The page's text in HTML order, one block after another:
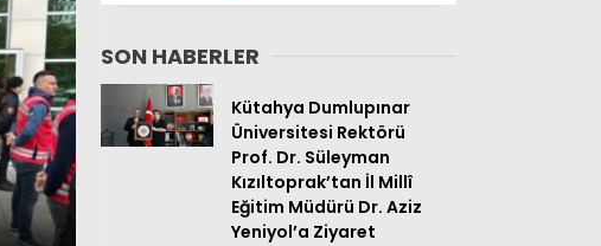
SON HABERLER
Kütahya Dumlupınar
Üniversitesi Rektörü
Prof. Dr. Süleyman
Kızıltoprak’tan İl Millî
Eğitim Müdürü Dr. Aziz
Yeniyol’a Ziyaret